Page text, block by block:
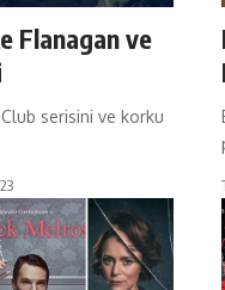
Flanagan ve
serisini ve korku